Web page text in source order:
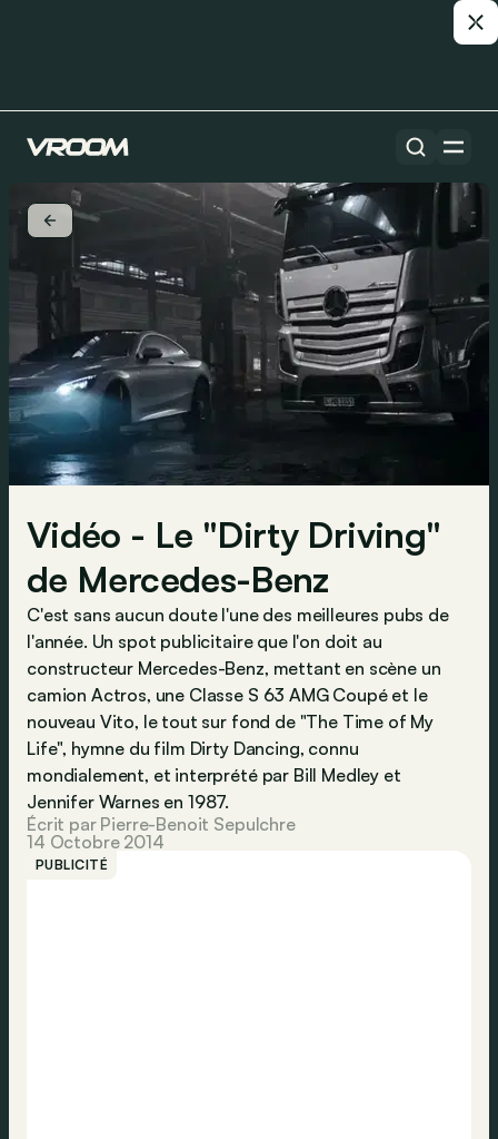
Vidéo - Le "Dirty Driving"
de Mercedes-Benz
C'est sans aucun doute l'une des meilleures pubs de
l'année. Un spot publicitaire que l'on doit au
constructeur Mercedes-Benz, mettant en scène un
camion Actros, une Classe S 63 AMG Coupé et le
nouveau Vito, le tout sur fond de "The Time of My
Life", hymne du film Dirty Dancing, connu
mondialement, et interprété par Bill Medley et
Jennifer Warnes en 1987.
Écrit par Pierre-Benoit Sepulchre
14 Octobre 2014
PUBLICITÉ